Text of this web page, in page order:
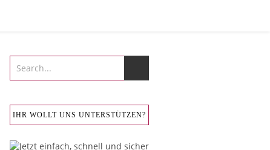
IHR WOLLT UNS UNTERSTÜTZEN?